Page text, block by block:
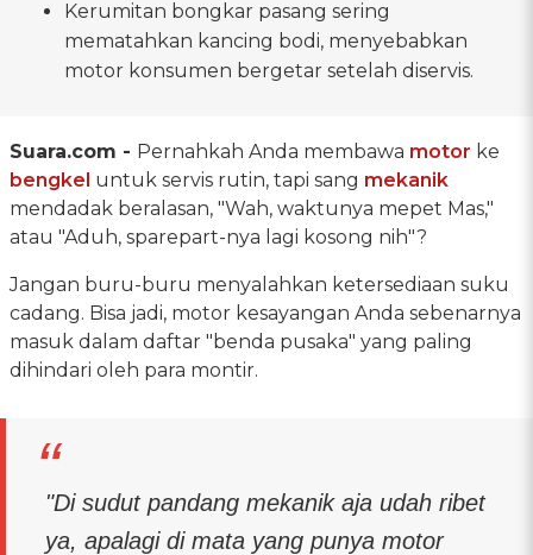
Kerumitan bongkar pasang sering
mematahkan kancing bodi, menyebabkan
motor konsumen bergetar setelah diservis.
Suara.com - Pernahkah Anda membawa motor ke
bengkel untuk servis rutin, tapi sang mekanik
mendadak beralasan, "Wah, waktunya mepet Mas,"
atau "Aduh, sparepart-nya lagi kosong nih"?
Jangan buru-buru menyalahkan ketersediaan suku
cadang. Bisa jadi, motor kesayangan Anda sebenarnya
masuk dalam daftar "benda pusaka" yang paling
dihindari oleh para montir.
"Di sudut pandang mekanik aja udah ribet
ya, apalagi di mata yang punya motor